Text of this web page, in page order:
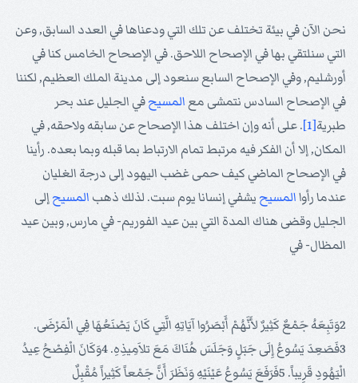
نحن الآن في بيئة تختلف عن تلك التي ودعناها في العدد السابق, وعن
التي سنلتقي بها في الإصحاح اللاحق. في الإصحاح الخامس كنا في
أورشليم, وفي الإصحاح السابع سنعود إلى مدينة الملك العظيم, لكننا
في الإصحاح السادس نتمشى مع المسيحفي الجليل عند بحر
طبرية[1] . على أنه وإن اختلف هذا الإصحاح عن سابقه ولاحقه, في
المكان, إلا أن الفكر فيه مرتبط تمام الارتباط بما قبله وبما بعده. رأينا
في الإصحاح الماضي كيف حمى غضب اليهود إلى درجة الغليان
عندما رأواالمسيح يشفي إنسانا يوم سبت. لذلك ذهب المسيحإلى
الجليل وقضى هناك المدة التي بين عيد الفوريم- في مارس, وبين عيد
المظال- في
2وَتَبِعَهُ جَمْعٌ كَثِيرٌ لأَنَّهُمْ أَبْصَرُوا آيَاتِهِ الَّتِي كَانَ يَصْنَعُهَا فِي الْمَرْضَى.
3فَصَعِدَ يَسُوعُ إِلَى جَبَلٍ وَجَلَسَ هُنَاكَ مَعَ تلاَمِيذِهِ. 4وَكَانَ الْفِصْحُ عِيدُ
الْيَهُودِ قَرِيباً. 5فَرَفَعَ يَسُوعُ عَيْنَيْهِ وَنَظَرَ أَنَّ جَمْعاً كَثِيراً مُقْبِلٌ